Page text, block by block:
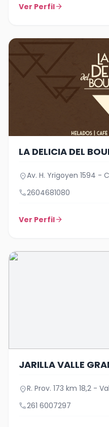
Ver Perfilarrow_forward
LA DELICIA DEL
location_onAv. H. Yrigoyen 1594 -
call2604681080
Ver Perfilarrow_forward
JARILLA VALLE
location_onR. Prov. 173 km 18,2 -
call261 6007297